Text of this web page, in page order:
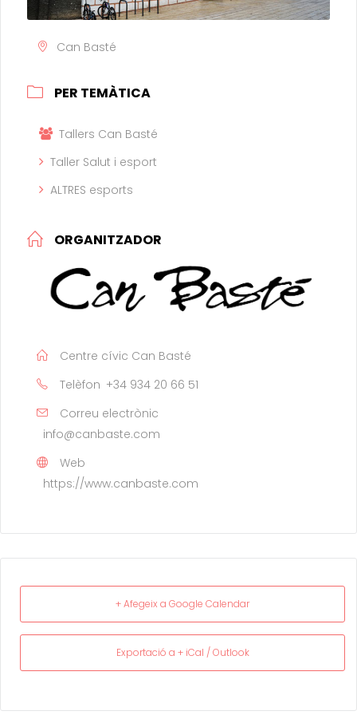
Can Basté
PER TEMÀTICA
Tallers Can Basté
Taller Salut i esport
ALTRES esports
ORGANITZADOR
Centre cívic Can Basté
Telèfon +34 934 20 66 51
Correu electrònic
info@canbaste.com
Web
https://www.canbaste.com
+ Afegeix a Google Calendar
Exportació a + iCal / Outlook